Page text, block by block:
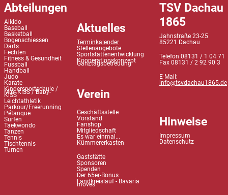
Abteilungen
Aikido
Baseball
Basketball
Bogenschiessen
Darts
Fechten
Fitness & Gesundheit
Fussball
Handball
Judo
Karate
Kindersportschule /
Mini-KiSS / Baby-
KiSS
Leichtathletik
Parkour/Freerunning
Pétanque
Surfen
Taekwondo
Tanzen
Tennis
Tischtennis
Turnen
Aktuelles
Terminkalender
Stellenangebote
Sportstättenentwicklung
Kooperationskonzept
Ganztagsbetreuung
Verein
Geschäftsstelle
Vorstand
Fanshop
Mitgliedschaft
Es war einmal...
Kümmererkasten
Gaststätte
Sponsoren
Spenden
Der 65er-Bonus
Landkreislauf - Bavaria
moves
TSV Dachau
1865
Jahnstraße 23-25
85221 Dachau
Telefon 08131 / 1 04 71
Fax 08131 / 2 92 90 3
E-Mail:
info@tsvdachau1865.de
Hinweise
Impressum
Datenschutz